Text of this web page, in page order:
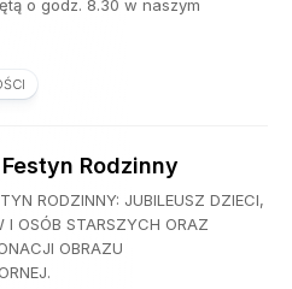
o godz. 8.30 w naszym
Rodzinny
RODZINNY: JUBILEUSZ DZIECI,
I OSÓB STARSZYCH ORAZ
OBRAZU